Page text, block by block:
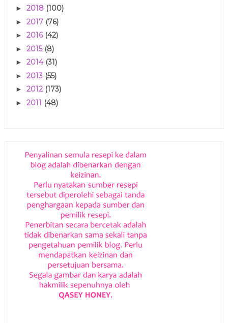
► 2018 (100)
► 2017 (76)
► 2016 (42)
► 2015 (8)
► 2014 (31)
► 2013 (55)
► 2012 (173)
► 2011 (48)